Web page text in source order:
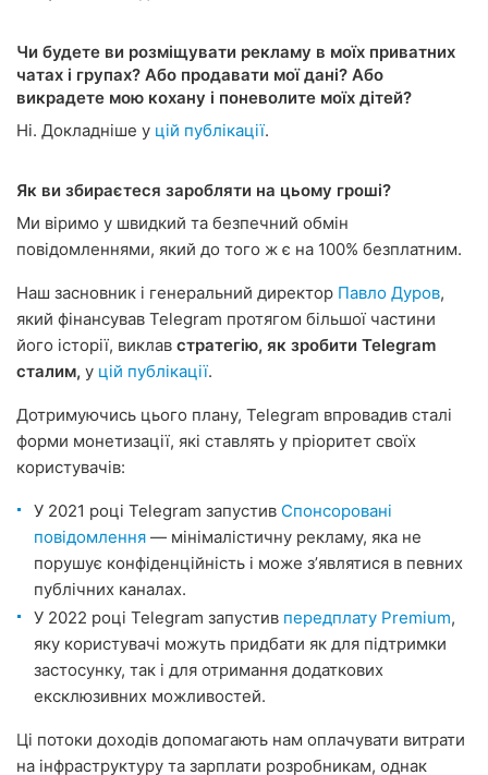
Чи будете ви розміщувати рекламу в моїх приватних
чатах і групах? Або продавати мої дані? Або
викрадете мою кохану і поневолите моїх дітей?
Ні. Докладніше у цій публікації.
Як ви збираєтеся заробляти на цьому гроші?
Ми віримо у швидкий та безпечний обмін
повідомленнями, який до того ж є на 100% безплатним.
Наш засновник і генеральний директор Павло Дуров,
який фінансував Telegram протягом більшої частини
його історії, виклав стратегію, як зробити Telegram
сталим, у цій публікації.
Дотримуючись цього плану, Telegram впровадив сталі
форми монетизації, які ставлять у пріоритет своїх
користувачів:
У 2021 році Telegram запустив Спонсоровані
повідомлення — мінімалістичну рекламу, яка не
порушує конфіденційність і може зʼявлятися в певних
публічних каналах.
У 2022 році Telegram запустив передплату Premium,
яку користувачі можуть придбати як для підтримки
застосунку, так і для отримання додаткових
ексклюзивних можливостей.
Ці потоки доходів допомагають нам оплачувати витрати
на інфраструктуру та зарплати розробникам, однак